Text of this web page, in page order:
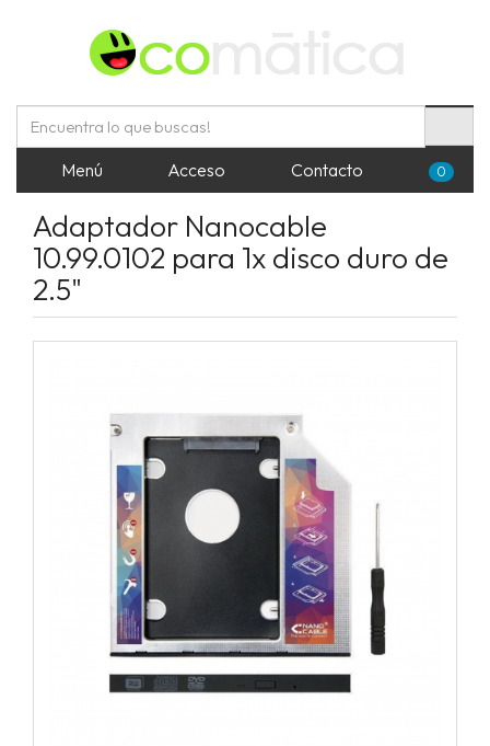
Menú Acceso Contacto 0
Adaptador Nanocable
10.99.0102 para 1x disco duro de
2.5"